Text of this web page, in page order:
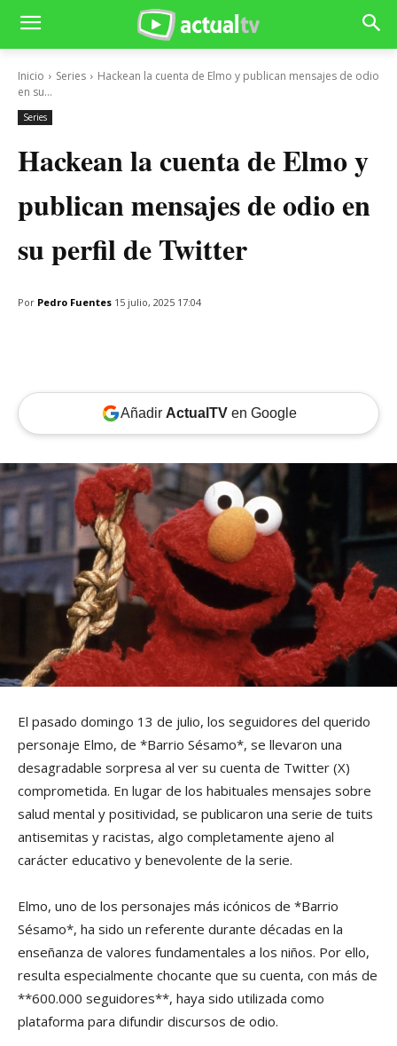
Inicio Series
Hackean la cuenta de Elmo y publican mensajes de odio
en su...
Series
Hackean la cuenta de Elmo y
publican mensajes de odio en
su perfil de Twitter
Por Pedro Fuentes 15 julio, 2025 17:04
Añadir ActualTVen Google
El pasado domingo 13 de julio, los seguidores del querido
personaje Elmo, de *Barrio Sésamo*, se llevaron una
desagradable sorpresa al ver su cuenta de Twitter (X)
comprometida. En lugar de los habituales mensajes sobre
salud mental y positividad, se publicaron una serie de tuits
antisemitas y racistas, algo completamente ajeno al
carácter educativo y benevolente de la serie.
Elmo, uno de los personajes más icónicos de *Barrio
Sésamo*, ha sido un referente durante décadas en la
enseñanza de valores fundamentales a los niños. Por ello,
resulta especialmente chocante que su cuenta, con más de
**600.000 seguidores**, haya sido utilizada como
plataforma para difundir discursos de odio.